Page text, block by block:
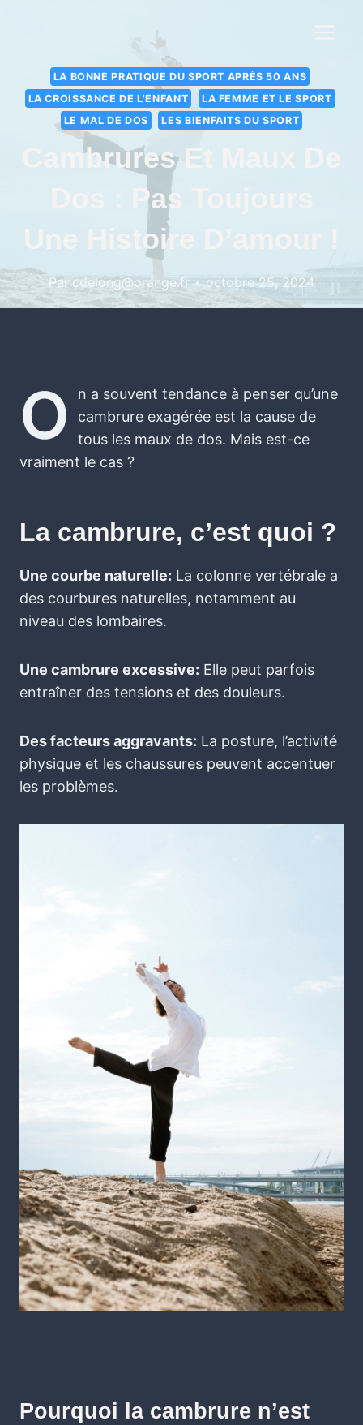
LA BONNE PRATIQUE DU SPORT APRÈS 50 ANS
LA CROISSANCE DE L'ENFANT
LA FEMME ET LE SPORT
LE MAL DE DOS
LES BIENFAITS DU SPORT
Cambrures Et Maux De
Dos : Pas Toujours
Une Histoire D’amour !
Par cdelong@orange.fr octobre 25, 2024
O
n a souvent tendance à penser qu’une
cambrure exagérée est la cause de
tous les maux de dos. Mais est-ce
vraiment le cas ?
La cambrure, c’est quoi ?
Une courbe naturelle: La colonne vertébrale a
des courbures naturelles, notamment au
niveau des lombaires.
Une cambrure excessive: Elle peut parfois
entraîner des tensions et des douleurs.
Des facteurs aggravants: La posture, l’activité
physique et les chaussures peuvent accentuer
les problèmes.
Pourquoi la cambrure n’est